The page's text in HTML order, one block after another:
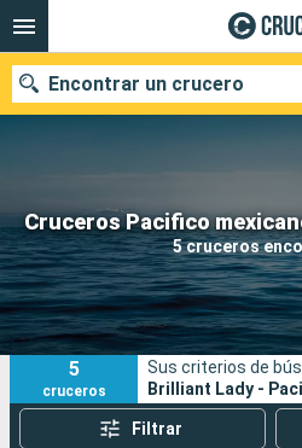
Cruceros Pacifico
5 cruceros
Encontrar un crucero
Nuestros destinos
Fecha de salida
Puertos
5
cruceros
Sus criterios de
Brilliant Lady -
Filtrar